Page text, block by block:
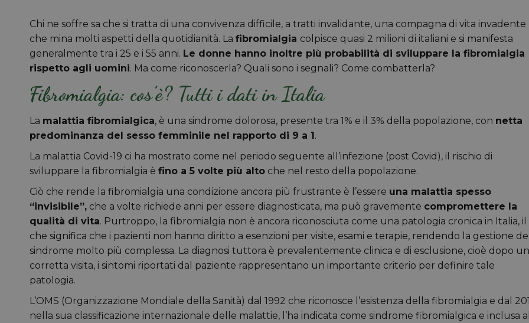
Chi ne soffre sa che si tratta di una convivenza difficile, a tratti invalidante, una compagna di vita invadente
che mina molti aspetti della quotidianità. La fibromialgia colpisce quasi 2 milioni di italiani e si manifesta
generalmente tra i 25 e i 55 anni. Le donne hanno inoltre più probabilità di sviluppare la fibromialgia
rispetto agli uomini. Ma come riconoscerla? Quali sono i segnali? Come combatterla?
Fibromialgia: cos’è? Tutti i dati in Italia
La malattia fibromialgica, è una sindrome dolorosa, presente tra 1% e il 3% della popolazione, con netta
predominanza del sesso femminile nel rapporto di 9 a 1.
La malattia Covid-19 ci ha mostrato come nel periodo seguente all’infezione (post Covid), il rischio di
sviluppare la fibromialgia è fino a 5 volte più alto che nel resto della popolazione.
Ciò che rende la fibromialgia una condizione ancora più frustrante è l’essere una malattia spesso
“invisibile”, che a volte richiede anni per essere diagnosticata, ma può gravemente compromettere la
qualità di vita. Purtroppo, la fibromialgia non è ancora riconosciuta come una patologia cronica in Italia, il
che significa che i pazienti non hanno diritto a esenzioni per visite, esami e terapie, rendendo la gestione
sindrome molto più complessa. La diagnosi tuttora è prevalentemente clinica e di esclusione, cioè dopo
corretta visita, i sintomi riportati dal paziente rappresentano un importante criterio per definire tale
patologia.
L’OMS (Organizzazione Mondiale della Sanità) dal 1992 che riconosce l’esistenza della fibromialgia e dal
nella sua classificazione internazionale delle malattie, l’ha indicata come sindrome fibromialgica e inclusa